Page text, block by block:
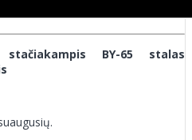
stačiakampis BY-65 stalas